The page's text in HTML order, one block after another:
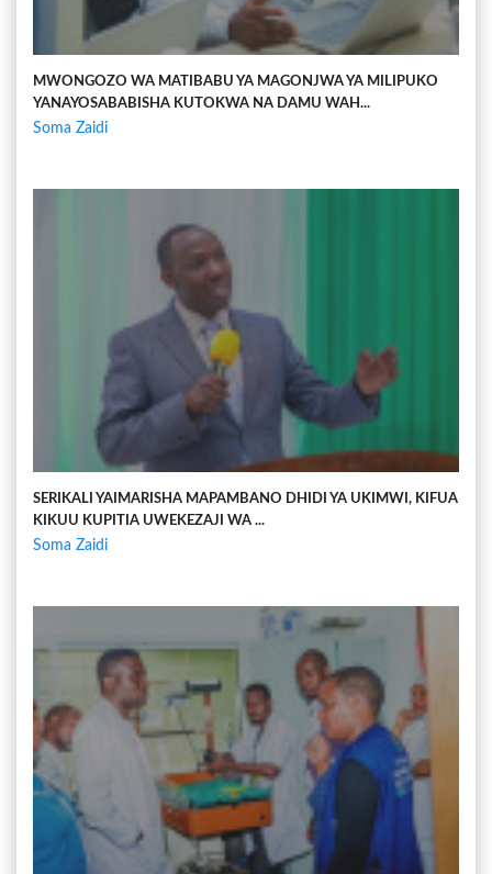
MWONGOZO WA MATIBABU YA MAGONJWA YA MILIPUKO
YANAYOSABABISHA KUTOKWA NA DAMU WAH...
Soma Zaidi
SERIKALI YAIMARISHA MAPAMBANO DHIDI YA UKIMWI, KIFUA
KIKUU KUPITIA UWEKEZAJI WA ...
Soma Zaidi